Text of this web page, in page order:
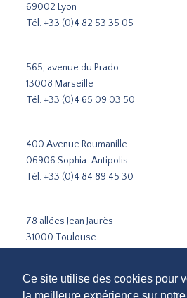
Ce site utilise des cookies pour
69002 Lyon
Tél.+33 (0)4 82 53 35 05
565, avenue du Prado
13008 Marseille
Tél.+33 (0)4 65 09 03 50
400 Avenue Roumanille
06906 Sophia-Antipolis
Tél.+33 (0)4 84 89 45 30
78 allées Jean Jaurès
31000 Toulouse
Cabinet de recrutement Paris